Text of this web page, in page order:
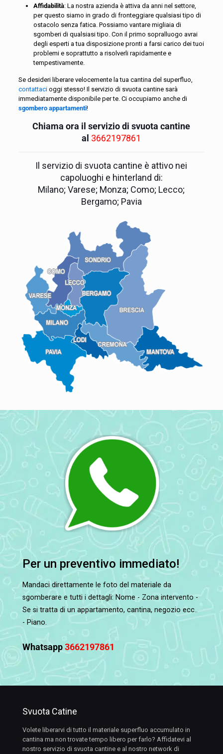
Affidabilità: La nostra azienda è attiva da anni nel settore,
per questo siamo in grado di fronteggiare qualsiasi tipo di
ostacolo senza fatica. Possiamo vantare migliaia di
sgomberi di qualsiasi tipo. Con il primo sopralluogo avrai
degli esperti a tua disposizione pronti a farsi carico dei tuoi
problemi e soprattutto a risolverli rapidamente e
tempestivamente.
Se desideri liberare velocemente la tua cantina del superfluo,
contattacioggi stesso! Il servizio di svuota cantine sarà
immediatamente disponibile per te. Ci occupiamo anche di
sgombero appartamenti!
Chiama ora il servizio di svuota cantine
al 3662197861
Il servizio di svuota cantine è attivo nei
capoluoghi e hinterland di:
Milano; Varese; Monza; Como; Lecco;
Bergamo; Pavia
Per un preventivo immediato!
Mandaci direttamente le foto del materiale da
sgomberare e tutti i dettagli: Nome - Zona intervento -
Se si tratta di un appartamento, cantina, negozio ecc..
- Piano.
Whatsapp3662197861
Svuota Catine
Volete liberarvi di tutto il materiale superfluo accumulato in
cantina ma non trovate tempo libero per farlo? Affidatevi al
nostro servizio di svuota cantine e al nostro network di